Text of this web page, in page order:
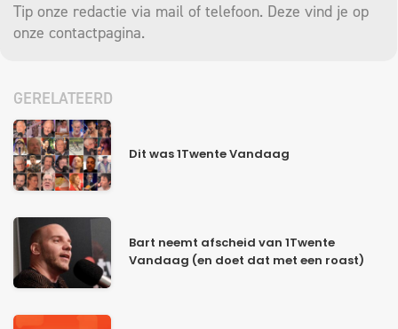
Tip onze redactie via mail of telefoon. Deze vind je op
onze contactpagina.
GERELATEERD
Dit was 1Twente Vandaag
Bart neemt afscheid van 1Twente
Vandaag (en doet dat met een roast)